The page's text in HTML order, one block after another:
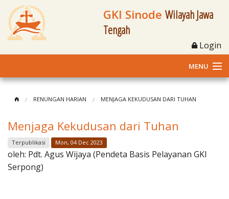
GKI Sinode Wilayah Jawa
Tengah
Login
MENU
Klasis dan Jemaat
Berita Kegiatan
RENUNGAN HARIAN MENJAGA KEKUDUSAN DARI TUHAN
Menjaga Kekudusan dari Tuhan
Terpublikasi Mon, 04 Dec 2023
oleh: Pdt. Agus Wijaya (Pendeta Basis Pelayanan GKI
Serpong)